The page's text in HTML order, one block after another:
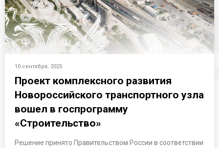
10 сентября, 2025
Проект комплексного развития
Новороссийского транспортного узла
вошел в госпрограмму
«Строительство»
Решение принято Правительством России в соответствии